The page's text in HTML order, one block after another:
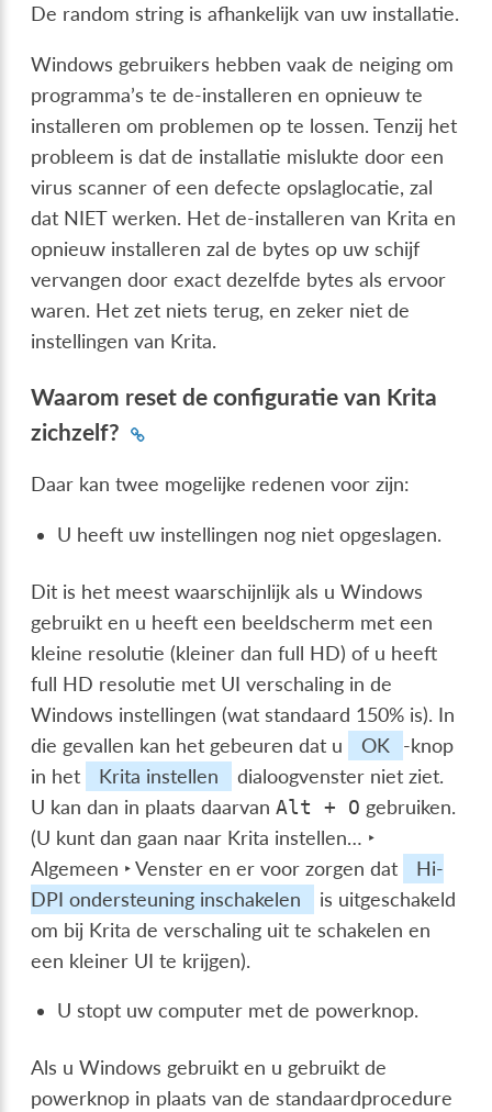
De random string is afhankelijk van uw installatie.
Windows gebruikers hebben vaak de neiging om
programma’s te de-installeren en opnieuw te
installeren om problemen op te lossen. Tenzij het
probleem is dat de installatie mislukte door een
virus scanner of een defecte opslaglocatie, zal
dat NIET werken. Het de-installeren van Krita en
opnieuw installeren zal de bytes op uw schijf
vervangen door exact dezelfde bytes als ervoor
waren. Het zet niets terug, en zeker niet de
instellingen van Krita.
Waarom reset de configuratie van Krita
zichzelf?
Daar kan twee mogelijke redenen voor zijn:
U heeft uw instellingen nog niet opgeslagen.
Dit is het meest waarschijnlijk als u Windows
gebruikt en u heeft een beeldscherm met een
kleine resolutie (kleiner dan full HD) of u heeft
full HD resolutie met UI verschaling in de
Windows instellingen (wat standaard 150% is). In
die gevallen kan het gebeuren dat u
OK
-knop
in het
Krita instellen
dialoogvenster niet ziet.
U kan dan in plaats daarvanAlt + O gebruiken.
(U kunt dan gaan naar Krita instellen… ‣
Algemeen ‣ Venster en er voor zorgen dat
Hi-
DPI ondersteuning inschakelen
is uitgeschakeld
om bij Krita de verschaling uit te schakelen en
een kleiner UI te krijgen).
U stopt uw computer met de powerknop.
Als u Windows gebruikt en u gebruikt de
powerknop in plaats van de standaardprocedure